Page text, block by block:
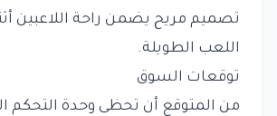
تصميم مريح يضمن راحة اللاعبين
اللعب الطويلة.
توقعات السوق
من المتوقع أن تحظى وحدة التحكم